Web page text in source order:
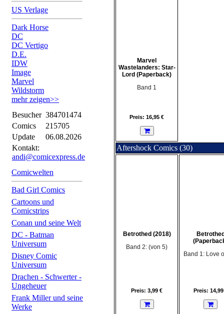
US Verlage
Dark Horse
DC
DC Vertigo
D.E.
IDW
Image
Marvel
Wildstorm
mehr zeigen>>
Besucher 384701474
Comics
215705
Update
06.08.2026
Kontakt:
andi@comicexpress.de
Comicwelten
Bad Girl Comics
Cartoons und
Comicstrips
Conan und seine Welt
DC - Batman
Universum
Disney Comic
Universum
Drachen - Schwerter -
Ungeheuer
Frank Miller und seine
Werke
Marvel
Wastelanders: Star-
Lord (Paperback)
Band 1
Preis: 16,95 €
Aftershock Comics (30)
Betrothed (2018)
Band 2: (von 5)
Preis: 3,99 €
Band 1: Love
Preis: 14,99